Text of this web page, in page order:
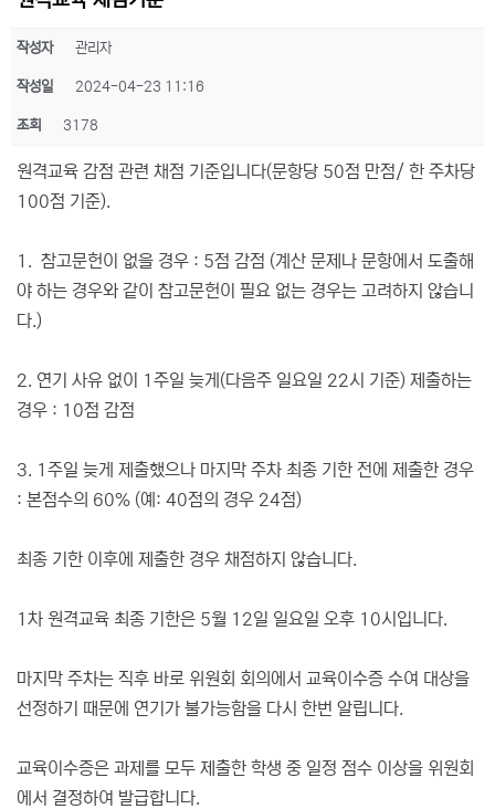
작성자 관리자
작성일 2024-04-23 11:16
조회 3178
원격교육 감점 관련 채점 기준입니다(문항당 50점 만점/ 한 주차당
100점 기준).
1. 참고문헌이 없을 경우 : 5점 감점 (계산 문제나 문항에서 도출해
야 하는 경우와 같이 참고문헌이 필요 없는 경우는 고려하지 않습니
다.)
2. 연기 사유 없이 1주일 늦게(다음주 일요일 22시 기준) 제출하는
경우 : 10점 감점
3. 1주일 늦게 제출했으나 마지막 주차 최종 기한 전에 제출한 경우
: 본점수의 60% (예: 40점의 경우 24점)
최종 기한 이후에 제출한 경우 채점하지 않습니다.
1차 원격교육 최종 기한은 5월 12일 일요일 오후 10시입니다.
마지막 주차는 직후 바로 위원회 회의에서 교육이수증 수여 대상을
선정하기 때문에 연기가 불가능함을 다시 한번 알립니다.
교육이수증은 과제를 모두 제출한 학생 중 일정 점수 이상을 위원회
에서 결정하여 발급합니다.